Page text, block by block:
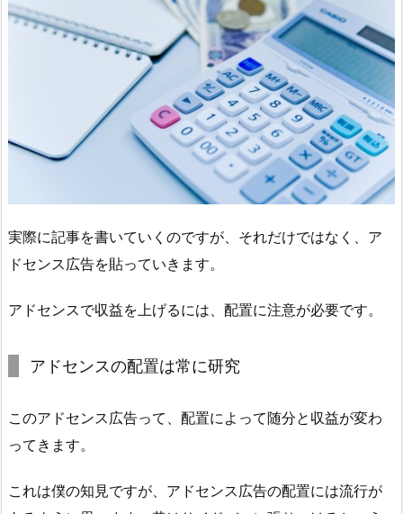
実際に記事を書いていくのですが、それだけではなく、ア
ドセンス広告を貼っていきます。
アドセンスで収益を上げるには、配置に注意が必要です。
アドセンスの配置は常に研究
このアドセンス広告って、配置によって随分と収益が変わ
ってきます。
これは僕の知見ですが、アドセンス広告の配置には流行が